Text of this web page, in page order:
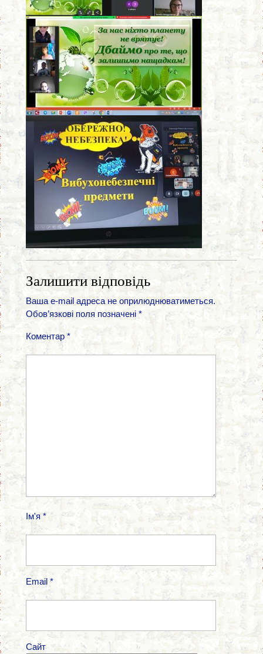
Залишити відповідь
Ваша e-mail адреса не оприлюднюватиметься.
Обов’язкові поля позначені *
Коментар *
Ім'я*
Email *
Сайт